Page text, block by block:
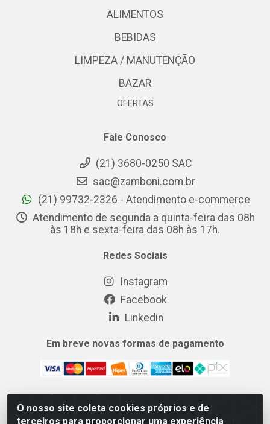
O nosso site coleta cookies próprios e de
terceiros para proporcionar uma experiência
ALIMENTOS
BEBIDAS
LIMPEZA / MANUTENÇÃO
BAZAR
OFERTAS
Fale Conosco
(21) 3680-0250 SAC
sac@zamboni.com.br
(21) 99732-2326 - Atendimento e-commerce
Atendimento de segunda a quinta-feira das 08h
às 18h e sexta-feira das 08h às 17h.
Redes Sociais
Instagram
Facebook
Linkedin
Em breve novas formas de pagamento
MIX CERTO DISTRIBUIDORA DE COSMÉTICOS ALIMENTOS E